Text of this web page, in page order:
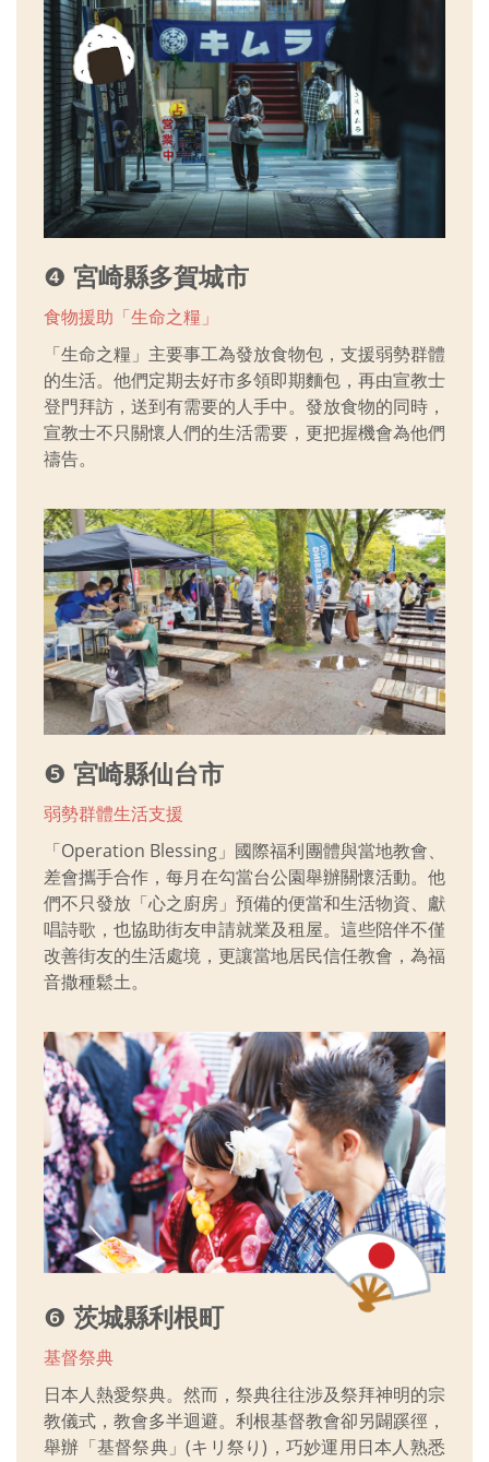
❹ 宮崎縣多賀城市
食物援助「生命之糧」
「生命之糧」主要事工為發放食物包，支援弱勢群體
的生活。他們定期去好市多領即期麵包，再由宣教士
登門拜訪，送到有需要的人手中。發放食物的同時，
宣教士不只關懷人們的生活需要，更把握機會為他們
禱告。
❺ 宮崎縣仙台市
弱勢群體生活支援
「Operation Blessing」國際福利團體與當地教會、
差會攜手合作，每月在勾當台公園舉辦關懷活動。他
們不只發放「心之廚房」預備的便當和生活物資、獻
唱詩歌，也協助街友申請就業及租屋。這些陪伴不僅
改善街友的生活處境，更讓當地居民信任教會，為福
音撒種鬆土。
❻ 茨城縣利根町
基督祭典
日本人熱愛祭典。然而，祭典往往涉及祭拜神明的宗
教儀式，教會多半迴避。利根基督教會卻另闢蹊徑，
舉辦「基督祭典」(キリ祭り)，巧妙運用日本人熟悉